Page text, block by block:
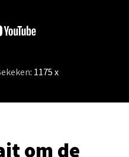
: 1175 x
om de